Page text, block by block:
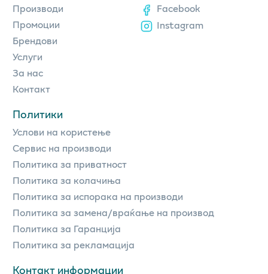
Производи
Промоции
Брендови
Услуги
За нас
Контакт
Политики
Услови на користење
Сервис на производи
Политика за приватност
Политика за колачиња
Политика за испорака на производи
Политика за замена/враќање на производ
Политика за Гаранција
Политика за рекламација
Контакт информации
Facebook
Instagram